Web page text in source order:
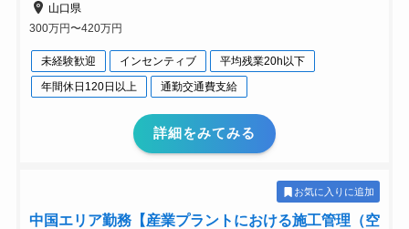
山口県
300万円〜420万円
未経験歓迎 インセンティブ
平均残業20h以下
年間休日120日以上
通勤交通費支給
詳細をみてみる
お気に入りに追加
中国エリア勤務【産業プラントにおける施工管理（空